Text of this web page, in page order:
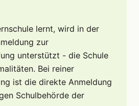
lernt, wird in der
zur
unterstützt - die Schule
Bei reiner
ist die direkte Anmeldung
Schulbehörde der